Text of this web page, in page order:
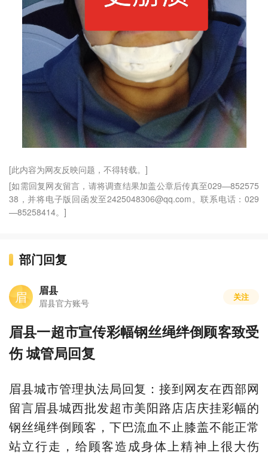
[此内容为网友反映问题，不得转载。]
[如需回复网友留言，请将调查结果加盖公章后传真至029—852575
38，并将电子版回函发至2425048306@qq.com。联系电话：029
—85258414。]
部门回复
眉 眉县
眉县官方账号
关注
眉县一超市宣传彩幅钢丝绳绊倒顾客致受
伤 城管局回复
眉县城市管理执法局回复：接到网友在西部网
留言眉县城西批发超市美阳路店店庆挂彩幅的
钢丝绳绊倒顾客，下巴流血不止膝盖不能正常
站立行走，给顾客造成身体上精神上很大伤